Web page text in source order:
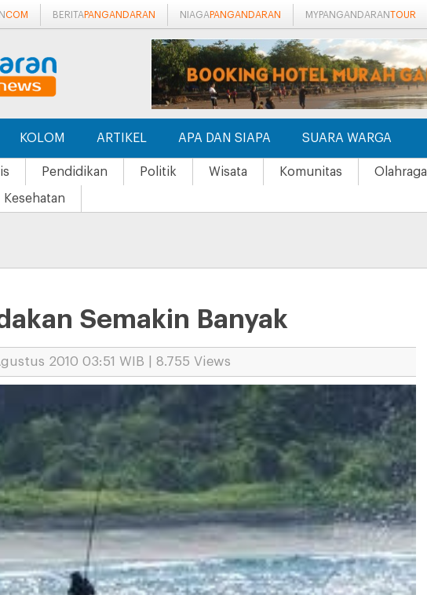
COM BERITA PANGANDARAN NIAGA PANGANDARAN MYPANGANDARANTOUR
KOLOM ARTIKEL APA DAN SIAPA SUARA WARGA
Pendidikan Politik Wisata Komunitas Olahraga
Kesehatan
Semakin Banyak
2010 03:51 WIB | 8.755 Views